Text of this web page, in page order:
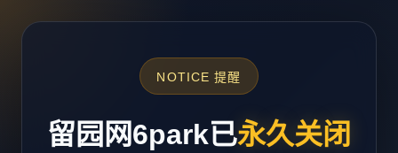
NOTICE 提醒
留园网6park已永久关闭